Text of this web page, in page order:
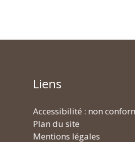
Liens
Accessibilité : non
Plan du site
Mentions légales